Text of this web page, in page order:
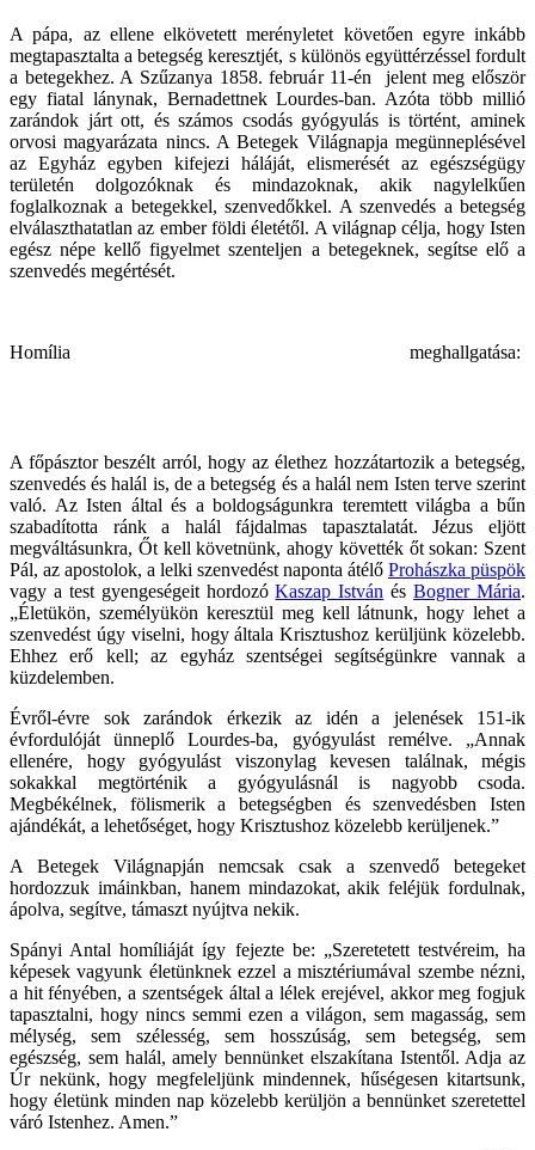
A pápa, az ellene elkövetett merényletet követően egyre inkább
megtapasztalta a betegség keresztjét, s különös együttérzéssel fordult
a betegekhez. A Szűzanya 1858. február 11-én jelent meg először
egy fiatal lánynak, Bernadettnek Lourdes-ban. Azóta több millió
zarándok járt ott, és számos csodás gyógyulás is történt, aminek
orvosi magyarázata nincs. A Betegek Világnapja megünneplésével
az Egyház egyben kifejezi háláját, elismerését az egészségügy
területén dolgozóknak és mindazoknak, akik nagylelkűen
foglalkoznak a betegekkel, szenvedőkkel. A szenvedés a betegség
elválaszthatatlan az ember földi életétől. A világnap célja, hogy Isten
egész népe kellő figyelmet szenteljen a betegeknek, segítse elő a
szenvedés megértését.
Homília meghallgatása:
A főpásztor beszélt arról, hogy az élethez hozzátartozik a betegség,
szenvedés és halál is, de a betegség és a halál nem Isten terve szerint
való. Az Isten által és a boldogságunkra teremtett világba a bűn
szabadította ránk a halál fájdalmas tapasztalatát. Jézus eljött
megváltásunkra, Őt kell követnünk, ahogy követték őt sokan: Szent
Pál, az apostolok, a lelki szenvedést naponta átélő Prohászka püspök
vagy a test gyengeségeit hordozó Kaszap István ésBogner Mária.
„Életükön, személyükön keresztül meg kell látnunk, hogy lehet a
szenvedést úgy viselni, hogy általa Krisztushoz kerüljünk közelebb.
Ehhez erő kell; az egyház szentségei segítségünkre vannak a
küzdelemben.
Évről-évre sok zarándok érkezik az idén a jelenések 151-ik
évfordulóját ünneplő Lourdes-ba, gyógyulást remélve. „Annak
ellenére, hogy gyógyulást viszonylag kevesen találnak, mégis
sokakkal megtörténik a gyógyulásnál is nagyobb csoda.
Megbékélnek, fölismerik a betegségben és szenvedésben Isten
ajándékát, a lehetőséget, hogy Krisztushoz közelebb kerüljenek.”
A Betegek Világnapján nemcsak csak a szenvedő betegeket
hordozzuk imáinkban, hanem mindazokat, akik feléjük fordulnak,
ápolva, segítve, támaszt nyújtva nekik.
Spányi Antal homíliáját így fejezte be: „Szeretetett testvéreim, ha
képesek vagyunk életünknek ezzel a misztériumával szembe nézni,
a hit fényében, a szentségek által a lélek erejével, akkor meg fogjuk
tapasztalni, hogy nincs semmi ezen a világon, sem magasság, sem
mélység, sem szélesség, sem hosszúság, sem betegség, sem
egészség, sem halál, amely bennünket elszakítana Istentől. Adja az
Úr nekünk, hogy megfeleljünk mindennek, hűségesen kitartsunk,
hogy életünk minden nap közelebb kerüljön a bennünket szeretettel
váró Istenhez. Amen.”